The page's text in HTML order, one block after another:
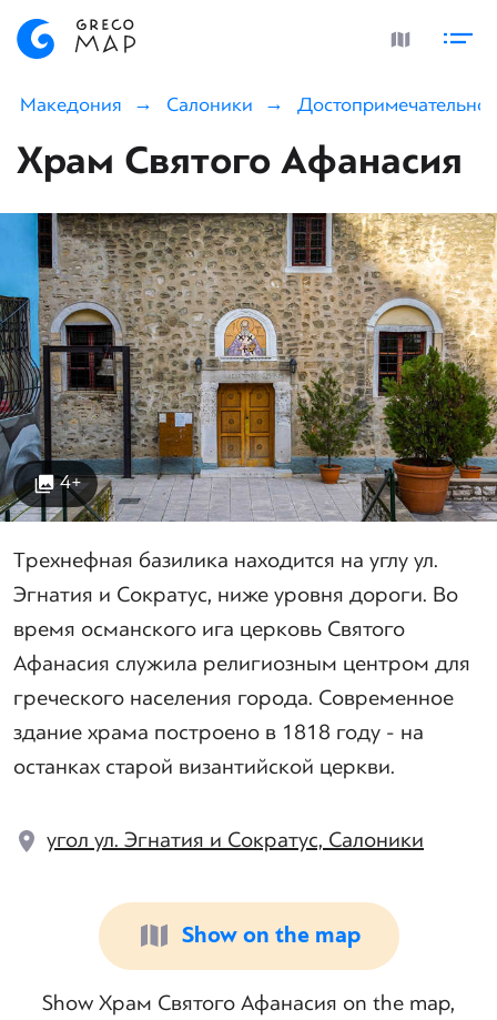
Македония Салоники
Храм Святого Афанасия
4+
Трехнефная базилика находится на углу ул.
Эгнатия и Сократус, ниже уровня дороги. Во
время османского ига церковь Святого
Афанасия служила религиозным центром для
греческого населения города. Современное
здание храма построено в 1818 году - на
останках старой византийской церкви.
угол ул. Эгнатия и Сократус, Салоники
Show on the map
Show Храм Святого Афанасия on the map,